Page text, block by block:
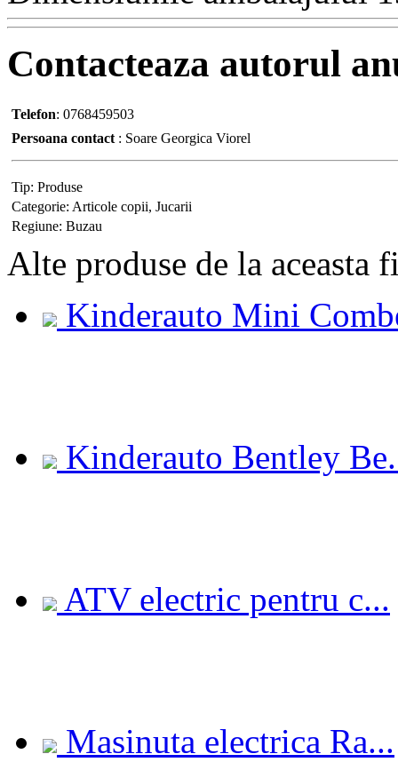
Contacteaza autorul
Telefon: 0768459503
Persoana contact : Soare Georgica Viorel
Tip: Produse
Categorie: Articole copii, Jucarii
Regiune: Buzau
Alte produse de la aceasta
Kinderauto Mini
Kinderauto Bentley
ATV electric pentru c...
Masinuta electrica Ra...